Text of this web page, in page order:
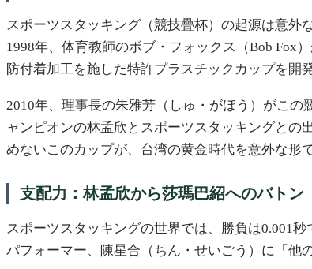
スポーツスタッキング（競技疊杯）の起源は意外
1998年、体育教師のボブ・フォックス（Bob Fox
防付着加工を施した特許プラスチックカップを開
2010年、理事長の朱雅芳（しゅ・がほう）がこ
ャンピオンの林孟欣とスポーツスタッキングと
めないこのカップが、台湾の黄金時代を意外な形
支配力：林孟欣から莎瑪巴紹へのバトン
スポーツスタッキングの世界では、勝負は0.001
パフォーマー、陳星合（ちん・せいごう）に「他